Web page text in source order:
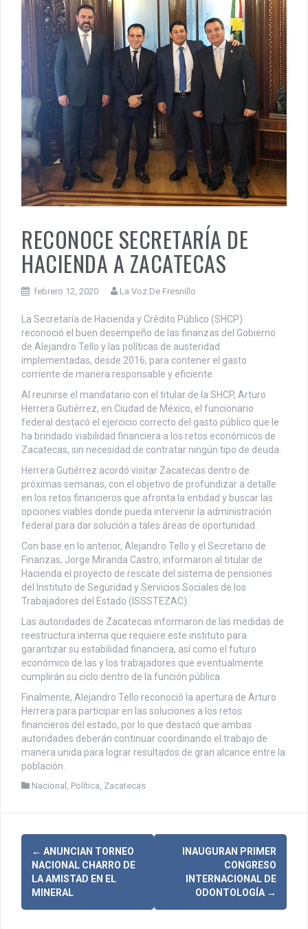
RECONOCE SECRETARÍA DE
HACIENDA A ZACATECAS
febrero 12, 2020 La Voz De Fresnillo
La Secretaría de Hacienda y Crédito Público (SHCP)
reconoció el buen desempeño de las finanzas del Gobierno
de Alejandro Tello y las políticas de austeridad
implementadas, desde 2016, para contener el gasto
corriente de manera responsable y eficiente.
Al reunirse el mandatario con el titular de la SHCP, Arturo
Herrera Gutiérrez, en Ciudad de México, el funcionario
federal destacó el ejercicio correcto del gasto público que le
ha brindado viabilidad financiera a los retos económicos de
Zacatecas, sin necesidad de contratar ningún tipo de deuda.
Herrera Gutiérrez acordó visitar Zacatecas dentro de
próximas semanas, con el objetivo de profundizar a detalle
en los retos financieros que afronta la entidad y buscar las
opciones viables donde pueda intervenir la administración
federal para dar solución a tales áreas de oportunidad.
Con base en lo anterior, Alejandro Tello y el Secretario de
Finanzas, Jorge Miranda Castro, informaron al titular de
Hacienda el proyecto de rescate del sistema de pensiones
del Instituto de Seguridad y Servicios Sociales de los
Trabajadores del Estado (ISSSTEZAC).
Las autoridades de Zacatecas informaron de las medidas de
reestructura interna que requiere este instituto para
garantizar su estabilidad financiera, así como el futuro
económico de las y los trabajadores que eventualmente
cumplirán su ciclo dentro de la función pública.
Finalmente, Alejandro Tello reconoció la apertura de Arturo
Herrera para participar en las soluciones a los retos
financieros del estado, por lo que destacó que ambas
autoridades deberán continuar coordinando el trabajo de
manera unida para lograr resultados de gran alcance entre la
población.
Nacional , Política, Zacatecas
N
v
← ANUNCIAN TORNEO
NACIONAL CHARRO DE
LA AMISTAD EN EL
MINERAL
INAUGURAN PRIMER
CONGRESO
INTERNACIONAL DE
ODONTOLOGÍA →